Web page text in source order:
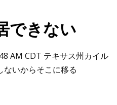
できない
AM CDT テキサス州カイル
いからそこに移る